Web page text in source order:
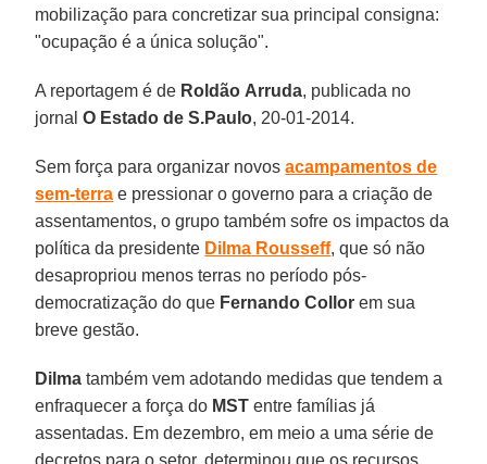
mobilização para concretizar sua principal consigna:
"ocupação é a única solução".
A reportagem é de Roldão Arruda, publicada no
jornalO Estado de S.Paulo, 20-01-2014.
Sem força para organizar novosacampamentos de
sem-terra e pressionar o governo para a criação de
assentamentos, o grupo também sofre os impactos da
política da presidente Dilma Rousseff, que só não
desapropriou menos terras no período pós-
democratização do que Fernando Collor em sua
breve gestão.
Dilma também vem adotando medidas que tendem a
enfraquecer a força do MST entre famílias já
assentadas. Em dezembro, em meio a uma série de
decretos para o setor, determinou que os recursos